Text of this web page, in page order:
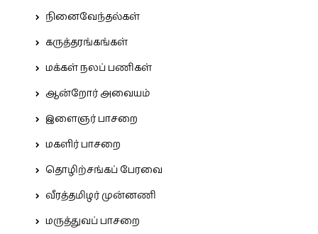
நினைவேந்தல்கள்
கருத்தரங்கங்கள்
மக்கள் நலப் பணிகள்
ஆன்றோர் அவையம்
இளைஞர் பாசறை
மகளிர் பாசறை
தொழிற்சங்கப் பேரவை
வீரத்தமிழர் முன்னணி
மருத்துவப் பாசறை